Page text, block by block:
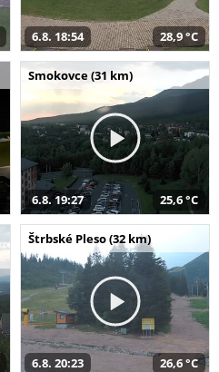
6.8. 18:54 28,9 °C
Smokovce (31 km)
6.8. 19:27 25,6 °C
Štrbské Pleso (32 km)
6.8. 20:23 26,6 °C